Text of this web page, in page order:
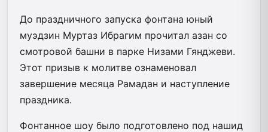
До праздничного запуска фонтана юный
муэдзин Муртаз Ибрагим прочитал азан со
смотровой башни в парке Низами Гянджеви.
Этот призыв к молитве ознаменовал
завершение месяца Рамадан и наступление
праздника.
Фонтанное шоу было подготовлено под нашид